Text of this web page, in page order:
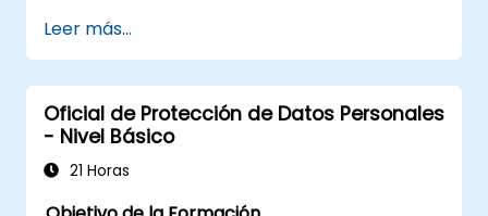
fundamentos de la GDPR, los derechos de los
interesados, los principios de protección de
datos, los requisitos de consentimiento, las
obligaciones de notificación de violaciones y
la privacidad desde el diseño. Proporciona
marcos prácticos para implementar
Leer más...
Oficial de Protección de Datos Personales
- Nivel Básico
21 Horas